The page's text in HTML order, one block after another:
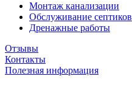
Монтаж канализации
Обслуживание септиков
Дренажные работы
Отзывы
Контакты
Полезная информация